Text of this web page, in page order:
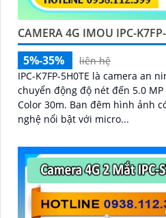
CAMERA 4G IMOU IPC-
5%-35%
liên hệ
IPC-K7FP-5H0TE là camera an
chuyển động độ nét đến 5.0
Color 30m. Ban đêm hình ảnh có màu sáng mịn. Công
nghệ nổi bật với micro...